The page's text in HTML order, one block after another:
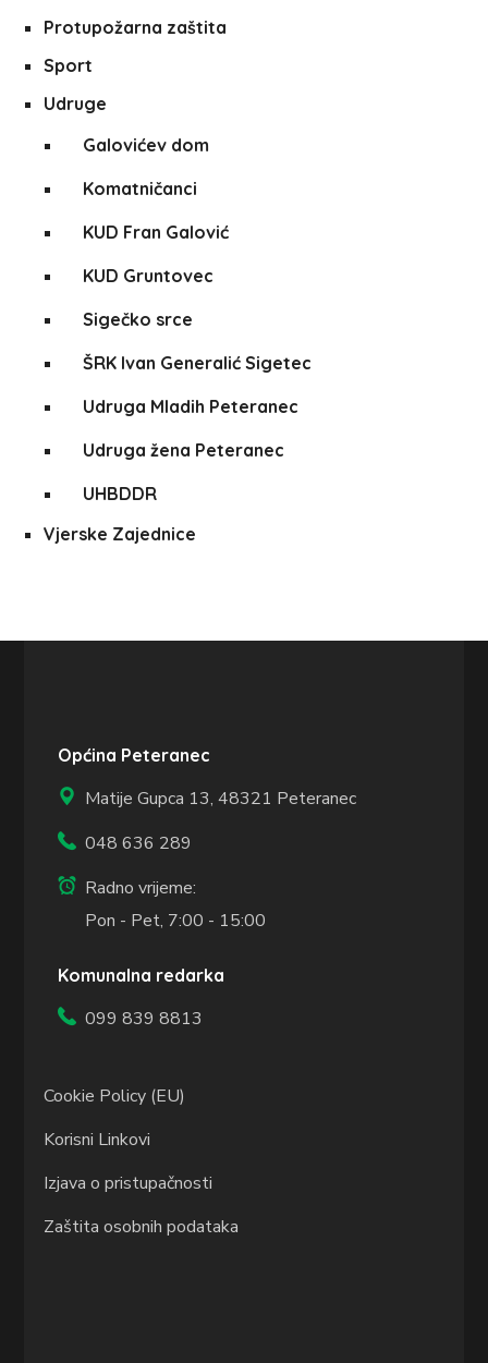
Protupožarna zaštita
Sport
Udruge
Galovićev dom
Komatničanci
KUD Fran Galović
KUD Gruntovec
Sigečko srce
ŠRK Ivan Generalić Sigetec
Udruga Mladih Peteranec
Udruga žena Peteranec
UHBDDR
Vjerske Zajednice
Općina Peteranec
Matije Gupca 13,48321 Peteranec
048 636 289
Radno vrijeme:
Pon - Pet, 7:00 - 15:00
Komunalna redarka
099 839 8813
Cookie Policy (EU)
Korisni Linkovi
Izjava o pristupačnosti
Zaštita osobnih podataka